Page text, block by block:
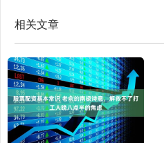
相关文章